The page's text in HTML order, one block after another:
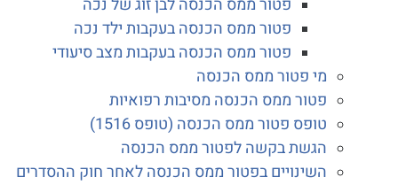
פטור ממס הכנסה בעקבות ילד נכה
פטור ממס הכנסה בעקבות מצב סיעודי
מי פטור ממס הכנסה
פטור ממס הכנסה מסיבות רפואיות
טופס פטור ממס הכנסה (טופס 1516)
הגשת בקשה לפטור ממס הכנסה
השינויים בפטור ממס הכנסה לאחר חוק ההסדרים